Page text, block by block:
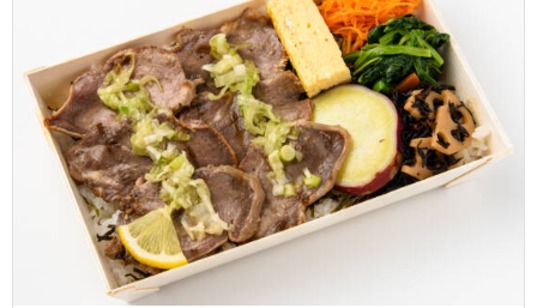
て、とにかく白米が止まらなくなります。ボリュームも大
満足で、また絶対リピートします！
ご利用シーン：ロケ・撮影›スタジオ撮影
東京都世田谷区野沢2026/06/15